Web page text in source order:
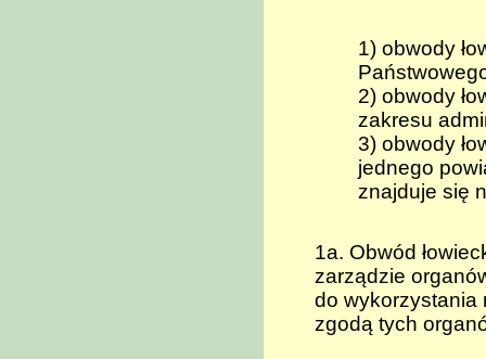
1) obwody
2) obwody
zakresu
3) obwody
jednego
znajduje się
1a. Obwód
zarządzie
do wykorzystania
zgodą tych